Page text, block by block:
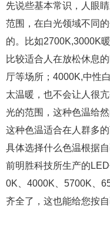
先说些基本常识，人眼
范围，在白光领域不同
的。比如2700K,3000K
比较适合人在放松休息
厅等场所；4000K,中性
太温暖，也不会让人很
光的范围，这种色温给
这种色温适合在人群多
具体选择什么色温根据
前明胜科技所生产的
0K、4000K、5700K、
齐全了，这也能给您按